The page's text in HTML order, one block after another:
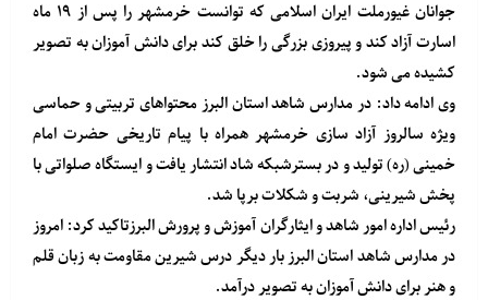
جوانان غیورملت ایران اسلامی که توانست خرمشهر را پس از ۱۹ ماه
اسارت آزاد کند و پیروزی بزرگی را خلق کند برای دانش آموزان به تصویر
کشیده می شود.
وی ادامه داد: در مدارس شاهد استان البرز محتواهای تربیتی و حماسی
ویژه سالروز آزاد سازی خرمشهر همراه با پیام تاریخی حضرت امام
خمینی (ره) تولید و در بسترشبکه شاد انتشار یافت و ایستگاه صلواتی با
پخش شیرینی، شربت و شکلات برپا شد.
رئیس اداره امور شاهد و ایثارگران آموزش و پرورش البرزتاکید کرد: امروز
در مدارس شاهد استان البرز بار دیگر درس شیرین مقاومت به زبان قلم
و هنر برای دانش آموزان به تصویر درآمد.